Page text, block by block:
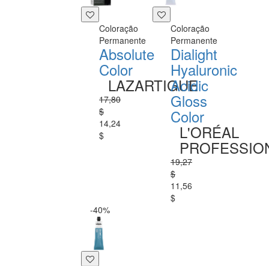
Coloração
Permanente
Absolute
Color
LAZARTIGUE
17,80
$
14,24
$
Coloração
Permanente
Dialight
Hyaluronic
Acidic
Gloss
Color
L'ORÉAL
19,27
$
11,56
$
-40%